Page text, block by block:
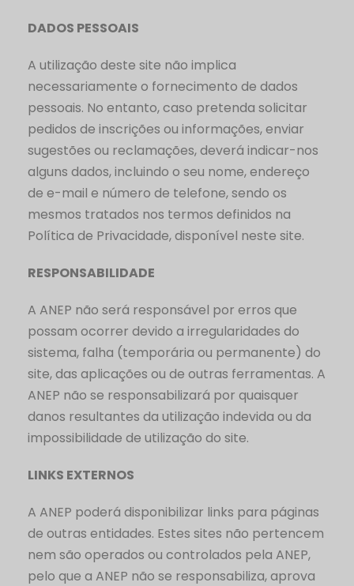
DADOS PESSOAIS
A utilização deste site não implica
necessariamente o fornecimento de dados
pessoais. No entanto, caso pretenda solicitar
pedidos de inscrições ou informações, enviar
sugestões ou reclamações, deverá indicar-nos
alguns dados, incluindo o seu nome, endereço
de e-mail e número de telefone, sendo os
mesmos tratados nos termos definidos na
Política de Privacidade, disponível neste site.
RESPONSABILIDADE
A ANEP não será responsável por erros que
possam ocorrer devido a irregularidades do
sistema, falha (temporária ou permanente) do
site, das aplicações ou de outras ferramentas. A
ANEP não se responsabilizará por quaisquer
danos resultantes da utilização indevida ou da
impossibilidade de utilização do site.
LINKS EXTERNOS
A ANEP poderá disponibilizar links para páginas
de outras entidades. Estes sites não pertencem
nem são operados ou controlados pela ANEP,
pelo que a ANEP não se responsabiliza, aprova